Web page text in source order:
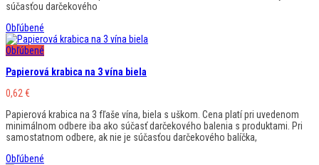
súčasťou darčekového
Obľúbené
Obľúbené
Papierová krabica na 3 vína biela
0,62 €
Papierová krabica na 3 fľaše vína, biela s uškom. Cena platí pri uvedenom
minimálnom odbere iba ako súčasť darčekového balenia s produktami. Pri
samostatnom odbere, ak nie je súčasťou darčekového balíčka,
Obľúbené